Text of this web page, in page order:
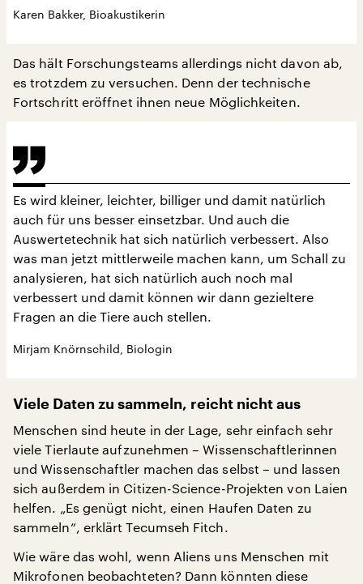
Karen Bakker, Bioakustikerin
Das hält Forschungsteams allerdings nicht davon ab,
es trotzdem zu versuchen. Denn der technische
Fortschritt eröffnet ihnen neue Möglichkeiten.
Es wird kleiner, leichter, billiger und damit natürlich
auch für uns besser einsetzbar. Und auch die
Auswertetechnik hat sich natürlich verbessert. Also
was man jetzt mittlerweile machen kann, um Schall zu
analysieren, hat sich natürlich auch noch mal
verbessert und damit können wir dann gezieltere
Fragen an die Tiere auch stellen.
Mirjam Knörnschild, Biologin
Viele Daten zu sammeln, reicht nicht aus
Menschen sind heute in der Lage, sehr einfach sehr
viele Tierlaute aufzunehmen – Wissenschaftlerinnen
und Wissenschaftler machen das selbst – und lassen
sich außerdem in Citizen-Science-Projekten von Laien
helfen. „Es genügt nicht, einen Haufen Daten zu
sammeln“, erklärt Tecumseh Fitch.
Wie wäre das wohl, wenn Aliens uns Menschen mit
Mikrofonen beobachteten? Dann könnten diese